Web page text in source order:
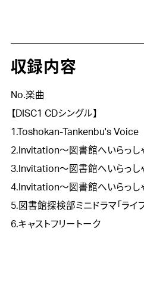
収録内容
No.楽曲
【DISC1 CDシングル】
1.Toshokan-Tankenbu's Voice
2.Invitation～図書館へいらっし
3.Invitation～図書館へいらっし
4.Invitation～図書館へいらっし
5.図書館探検部ミニドラマ「ライ
6.キャストフリートーク